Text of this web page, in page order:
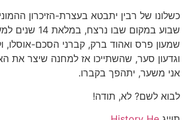
כשלונו של רבין יתבטא בעצרת-הזיכרון
שבוע במקום שבו
שמעון פרס ואהוד ברק, קברני הסכם-אוסלו,
וגדעון סער, שהשתייכו אז למחנה שיצר את
אני משער, יתהפך בקברו.
לבוא לשם? לא, תודה!